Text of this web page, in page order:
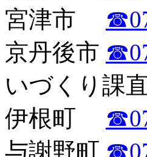
宮津市
京丹後市
いづくり課直
伊根町
与謝野町